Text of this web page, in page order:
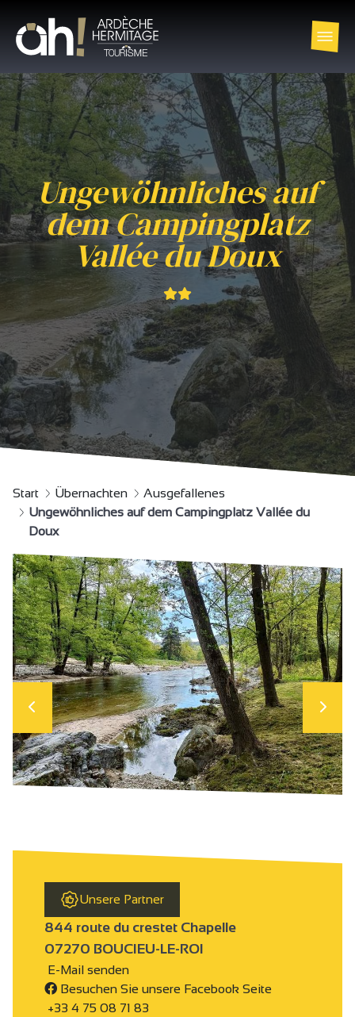
Ungewöhnliches auf
dem Campingplatz
Vallée du Doux
Start Übernachten
Ausgefallenes
Ungewöhnliches auf dem Campingplatz Vallée du
Doux
Unsere Partner
844 route du crestet Chapelle
07270 BOUCIEU-LE-ROI
E-Mail senden
Besuchen Sie unsere Facebook Seite
+33 4 75 08 71 83